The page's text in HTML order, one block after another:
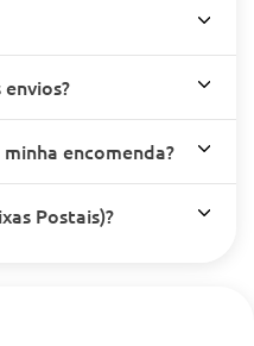
encomenda?
Postais)?